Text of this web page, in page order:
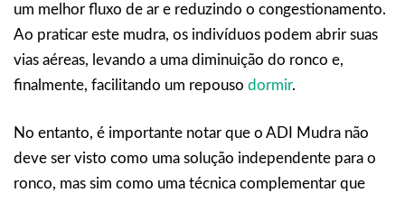
um melhor fluxo de ar e reduzindo o congestionamento.
Ao praticar este mudra, os indivíduos podem abrir suas
vias aéreas, levando a uma diminuição do ronco e,
finalmente, facilitando um repouso dormir.
No entanto, é importante notar que o ADI Mudra não
deve ser visto como uma solução independente para o
ronco, mas sim como uma técnica complementar que